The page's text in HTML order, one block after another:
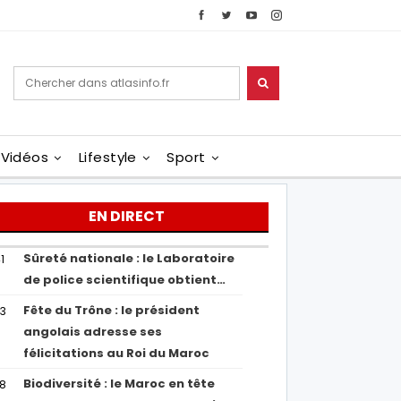
Vidéos Lifestyle Sport
EN DIRECT
Sûreté nationale : le Laboratoire
de police scientifique obtient…
Fête du Trône : le président
angolais adresse ses
félicitations au Roi du Maroc
Biodiversité : le Maroc en tête